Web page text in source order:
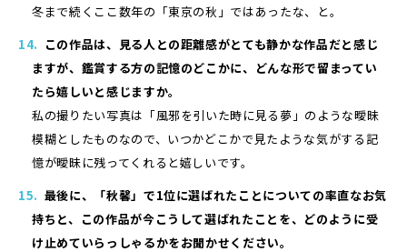
冬まで続くここ数年の「東京の秋」ではあったな、と。
この作品は、見る人との距離感がとても静かな作品だと感じ
ますが、鑑賞する方の記憶のどこかに、どんな形で留まってい
たら嬉しいと感じますか。
私の撮りたい写真は「風邪を引いた時に見る夢」のような曖昧
模糊としたものなので、いつかどこかで見たような気がする記
憶が曖昧に残ってくれると嬉しいです。
最後に、「秋馨」で1位に選ばれたことについての率直なお気
持ちと、この作品が今こうして選ばれたことを、どのように受
け止めていらっしゃるかをお聞かせください。